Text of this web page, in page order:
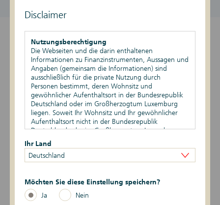
Disclaimer
Nutzungsberechtigung
Die Webseiten und die darin enthaltenen
Informationen zu Finanzinstrumenten, Aussagen und
Angaben (gemeinsam die Informationen) sind
ausschließlich für die private Nutzung durch
Personen bestimmt, deren Wohnsitz und
gewöhnlicher Aufenthaltsort in der Bundesrepublik
Deutschland oder im Großherzogtum Luxemburg
liegen. Soweit Ihr Wohnsitz und Ihr gewöhnlicher
Aufenthaltsort nicht in der Bundesrepublik
Deutschland oder im Großherzogtum Luxemburg
liegen, ist Ihnen die Nutzung dieser Webseiten nicht
gestattet. Durch die Nutzung dieser Webseiten
bestätigen Sie, dass Ihr Wohnsitz und gewöhnlicher
Vertriebsbeschränkungen
Die auf den Webseiten enthaltenen Informationen
Ihr Land
Deutschland
Möchten Sie diese Einstellung speichern?
Ja
Nein
Produktdetails
Basiswert
Szenario-Rechner
Publikationen
Datum Ereignis Daten
27.07.2026 Risikoindikator 6 -> 1